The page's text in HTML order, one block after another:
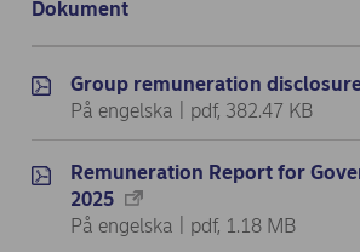
Dokument
Group remuneration
På engelska | pdf, 382.47 KB
Remuneration Report for
2025
På engelska | pdf, 1.18 MB